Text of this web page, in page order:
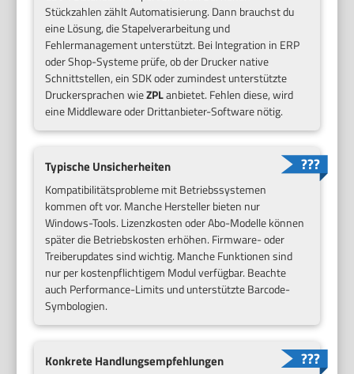
Stückzahlen zählt Automatisierung. Dann brauchst du
eine Lösung, die Stapelverarbeitung und
Fehlermanagement unterstützt. Bei Integration in ERP
oder Shop-Systeme prüfe, ob der Drucker native
Schnittstellen, ein SDK oder zumindest unterstützte
Druckersprachen wieZPLanbietet. Fehlen diese, wird
eine Middleware oder Drittanbieter-Software nötig.
Typische Unsicherheiten
Kompatibilitätsprobleme mit Betriebssystemen
kommen oft vor. Manche Hersteller bieten nur
Windows-Tools. Lizenzkosten oder Abo-Modelle können
später die Betriebskosten erhöhen. Firmware- oder
Treiberupdates sind wichtig. Manche Funktionen sind
nur per kostenpflichtigem Modul verfügbar. Beachte
auch Performance-Limits und unterstützte Barcode-
Symbologien.
Konkrete Handlungsempfehlungen